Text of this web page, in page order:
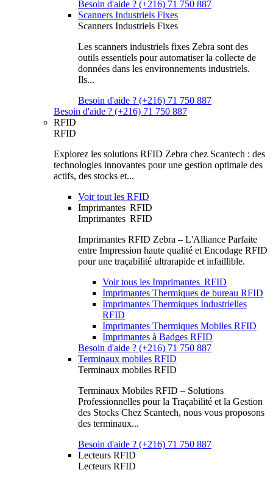
Besoin d'aide ? (+216) 71 750 887
Scanners Industriels Fixes
Scanners Industriels Fixes
Les scanners industriels fixes Zebra sont des
outils essentiels pour automatiser la collecte de
données dans les environnements industriels.
Ils...
Besoin d'aide ? (+216) 71 750 887
Besoin d'aide ? (+216) 71 750 887
RFID
RFID
Explorez les solutions RFID Zebra chez Scantech : des
technologies innovantes pour une gestion optimale des
actifs, des stocks et...
Voir tout les RFID
Imprimantes RFID
Imprimantes RFID
Imprimantes RFID Zebra – L'Alliance Parfaite
entre Impression haute qualité et Encodage RFID
pour une traçabilité ultrarapide et infaillible.
Voir tous les Imprimantes RFID
Imprimantes Thermiques de bureau RFID
Imprimantes Thermiques Industrielles
RFID
Imprimantes Thermiques Mobiles RFID
Imprimantes à Badges RFID
Besoin d'aide ? (+216) 71 750 887
Terminaux mobiles RFID
Terminaux mobiles RFID
Terminaux Mobiles RFID – Solutions
Professionnelles pour la Traçabilité et la Gestion
des Stocks Chez Scantech, nous vous proposons
des terminaux...
Besoin d'aide ? (+216) 71 750 887
Lecteurs RFID
Lecteurs RFID